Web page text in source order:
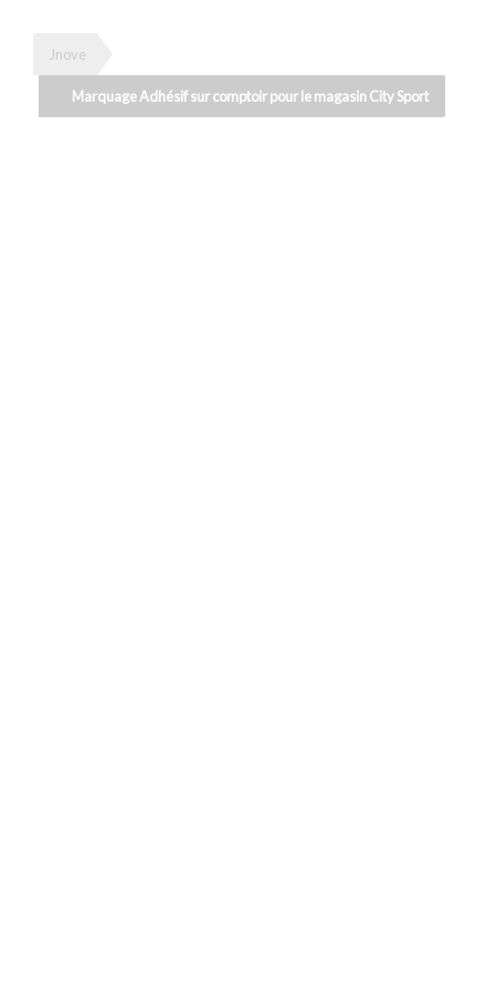
Jnove
Marquage Adhésif sur comptoir pour le magasin City Sport